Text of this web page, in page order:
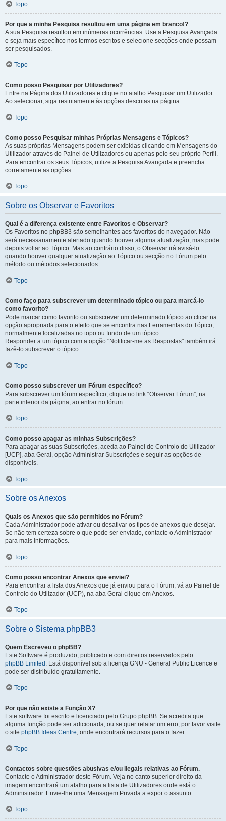
Topo
Por que a minha Pesquisa resultou em uma página em branco!?
A sua Pesquisa resultou em inúmeras ocorrências. Use a Pesquisa Avançada
e seja mais específico nos termos escritos e selecione secções onde possam
ser pesquisados.
Topo
Como posso Pesquisar por Utilizadores?
Entre na Página dos Utilizadores e clique no atalho Pesquisar um Utilizador.
Ao selecionar, siga restritamente às opções descritas na página.
Topo
Como posso Pesquisar minhas Próprias Mensagens e Tópicos?
As suas próprias Mensagens podem ser exibidas clicando em Mensagens do
Utilizador através do Painel de Utilizadores ou apenas pelo seu próprio Perfil.
Para encontrar os seus Tópicos, utilize a Pesquisa Avançada e preencha
corretamente as opções.
Topo
Sobre os Observar e Favoritos
Qual é a diferença existente entre Favoritos e Observar?
Os Favoritos no phpBB3 são semelhantes aos favoritos do navegador. Não
será necessariamente alertado quando houver alguma atualização, mas pode
depois voltar ao Tópico. Mas ao contrário disso, o Observar irá avisá-lo
quando houver qualquer atualização ao Tópico ou secção no Fórum pelo
método ou métodos selecionados.
Topo
Como faço para subscrever um determinado tópico ou para marcá-lo
como favorito?
Pode marcar como favorito ou subscrever um determinado tópico ao clicar na
opção apropriada para o efeito que se encontra nas Ferramentas do Tópico,
normalmente localizadas no topo ou fundo de um tópico.
Responder a um tópico com a opção "Notificar-me as Respostas" também irá
fazê-lo subscrever o tópico.
Topo
Como posso subscrever um Fórum específico?
Para subscrever um fórum específico, clique no link “Observar Fórum”, na
parte inferior da página, ao entrar no fórum.
Topo
Como posso apagar as minhas Subscrições?
Para apagar as suas Subscrições, aceda ao Painel de Controlo do Utilizador
[UCP], aba Geral, opção Administrar Subscrições e seguir as opções de
disponíveis.
Topo
Sobre os Anexos
Quais os Anexos que são permitidos no Fórum?
Cada Administrador pode ativar ou desativar os tipos de anexos que desejar.
Se não tem certeza sobre o que pode ser enviado, contacte o Administrador
para mais informações.
Topo
Como posso encontrar Anexos que enviei?
Para encontrar a lista dos Anexos que já enviou para o Fórum, vá ao Painel de
Controlo do Utilizador (UCP), na aba Geral clique em Anexos.
Topo
Sobre o Sistema phpBB3
Quem Escreveu o phpBB?
Este Software é produzido, publicado e com direitos reservados pelo
phpBB Limited . Está disponível sob a licença GNU - General Public Licence e
pode ser distribuído gratuitamente.
Topo
Por que não existe a Função X?
Este software foi escrito e licenciado pelo Grupo phpBB. Se acredita que
alguma função pode ser adicionada, ou se quer relatar um erro, por favor visite
o site phpBB Ideas Centre, onde encontrará recursos para o fazer.
Topo
Contactos sobre questões abusivas e/ou ilegais relativas ao Fórum.
Contacte o Administrador deste Fórum. Veja no canto superior direito da
imagem encontrará um atalho para a lista de Utilizadores onde está o
Administrador. Envie-lhe uma Mensagem Privada a expor o assunto.
Topo